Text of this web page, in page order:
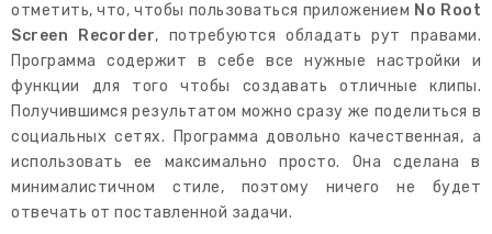
отметить, что, чтобы пользоваться приложением No Root
Screen Recorder, потребуются обладать рут правами.
Программа содержит в себе все нужные настройки и
функции для того чтобы создавать отличные клипы.
Получившимся результатом можно сразу же поделиться в
социальных сетях. Программа довольно качественная, а
использовать ее максимально просто. Она сделана в
минималистичном стиле, поэтому ничего не будет
отвечать от поставленной задачи.